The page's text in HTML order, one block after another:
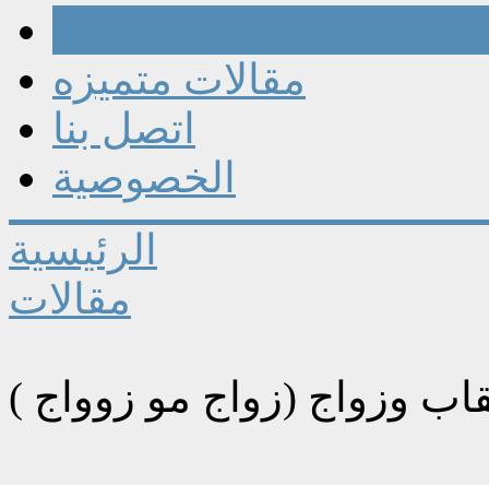
مقالات متميزه
اتصل بنا
الخصوصية
الرئيسية
مقالات